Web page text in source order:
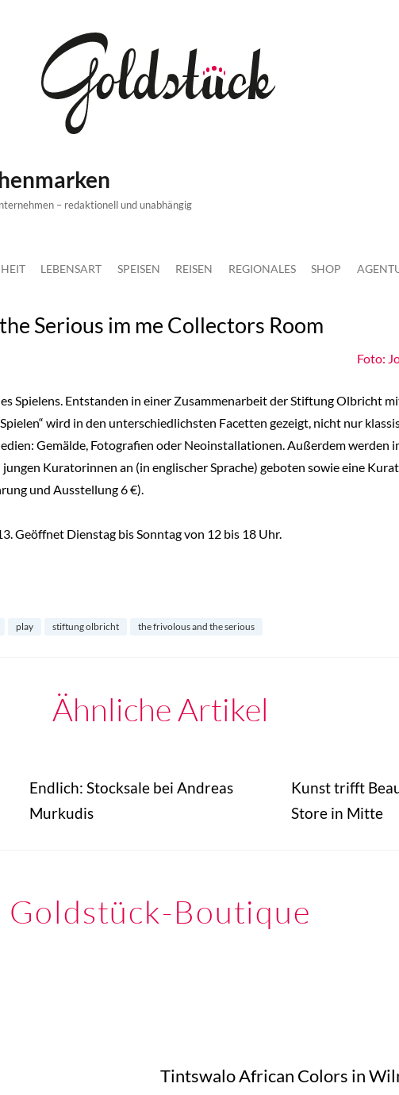
– redaktionell und unabhängig
LEBENSART SPEISEN REISEN REGIONALES SHOP
Serious im me Collectors Room
Foto:
Spielens. Entstanden in einer Zusammenarbeit der Stiftung Olbricht
wird in den unterschiedlichsten Facetten gezeigt, nicht nur
Gemälde, Fotografien oder Neoinstallationen. Außerdem werden
Kuratorinnen an (in englischer Sprache) geboten sowie eine
und Ausstellung 6 €).
Geöffnet Dienstag bis Sonntag von 12 bis 18 Uhr.
play stiftung olbricht the frivolous and the serious
Ähnliche Artikel
Endlich: Stocksale bei Andreas
Murkudis
Kunst trifft
Store in Mitte
Goldstück-Boutique
Tintswalo African Colors in